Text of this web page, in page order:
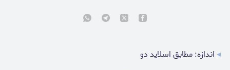
◂اندازه: مطابق اسلاید دو